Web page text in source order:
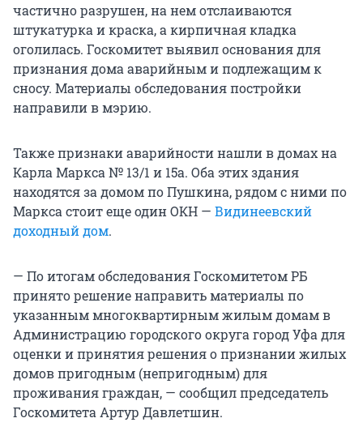
частично разрушен, на нем отслаиваются
штукатурка и краска, а кирпичная кладка
оголилась. Госкомитет выявил основания для
признания дома аварийным и подлежащим к
сносу. Материалы обследования постройки
направили в мэрию.
Также признаки аварийности нашли в домах на
Карла Маркса № 13/1 и 15а. Оба этих здания
находятся за домом по Пушкина, рядом с ними по
Маркса стоит еще один ОКН — Видинеевский
доходный дом.
— По итогам обследования Госкомитетом РБ
принято решение направить материалы по
указанным многоквартирным жилым домам в
Администрацию городского округа город Уфа для
оценки и принятия решения о признании жилых
домов пригодным (непригодным) для
проживания граждан, — сообщил председатель
Госкомитета Артур Давлетшин.